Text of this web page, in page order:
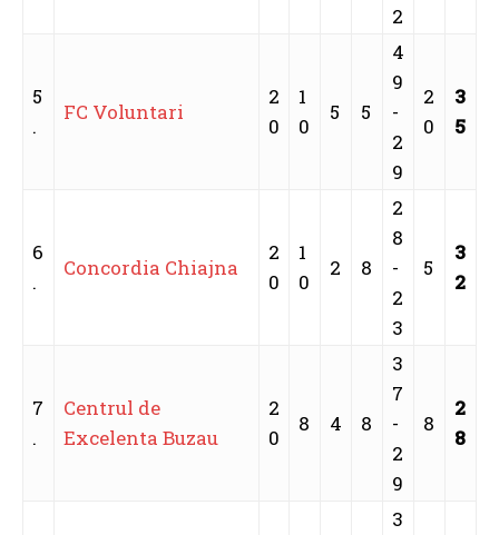
2
5
.
FC Voluntari
2
0
1
0
5 5
4
9
-
2
9
2
0
3
5
6
.
Concordia Chiajna
2
0
1
0
2 8
2
8
-
2
3
5
3
2
7
.
Centrul de
Excelenta Buzau
2
0
8 4 8
3
7
-
2
9
8
2
8
3